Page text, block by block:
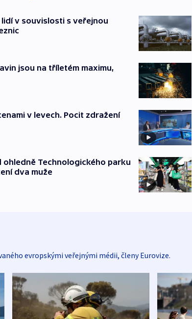
v souvislosti s veřejnou
jsou na tříletém maximu,
v levech. Pocit zdražení
Technologického parku
dva muže
evropskými veřejnými médii, členy Eurovize.